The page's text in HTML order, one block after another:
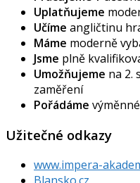
Uplatňujeme
Učíme angličtinu
Máme moderně
Jsme plně
Umožňujeme na 2.
zaměření
Pořádáme
Užitečné odkazy
www.impera-
Blansko.cz